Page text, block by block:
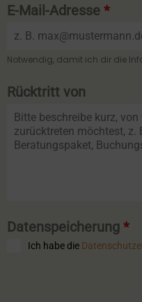
E-Mail-Adresse *
Notwendig, damit ich dir die
Rücktritt von
Datenspeicherung *
Ich habe die